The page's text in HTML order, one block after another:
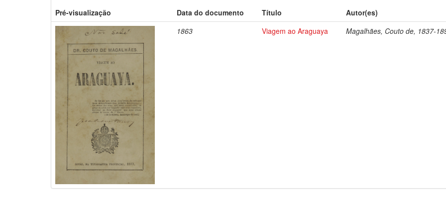
Pré-visualização Data do documento Título
Autor(es)
1863
Viagem ao Araguaya Magalhães, Couto de, 1837-